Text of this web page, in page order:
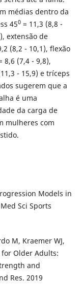
médias dentro da
450= 11,3 (8,8 -
extensão de
(8,2 - 10,1), flexão
8,6 (7,4 - 9,8),
- 15,9) e tríceps
sugerem que a
é uma
da carga de
mulheres com
Models in
Sci Sports
M, Kraemer WJ,
for Older Adults:
and
Res. 2019